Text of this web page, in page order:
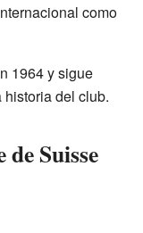
como
1964 y sigue
del club.
Suisse